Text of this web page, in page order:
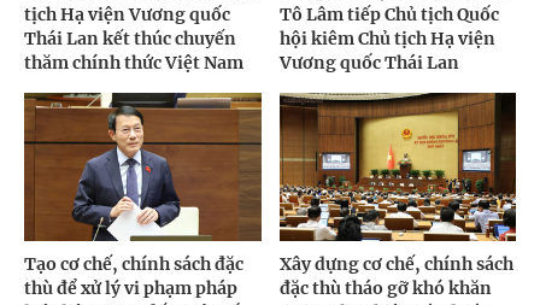
tịch Hạ viện Vương quốc
Thái Lan kết thúc chuyến
thăm chính thức Việt Nam
Tô Lâm tiếp Chủ tịch Quốc
hội kiêm Chủ tịch Hạ viện
Vương quốc Thái Lan
Tạo cơ chế, chính sách đặc
thù để xử lý vi phạm pháp
Xây dựng cơ chế, chính sách
đặc thù tháo gỡ khó khăn